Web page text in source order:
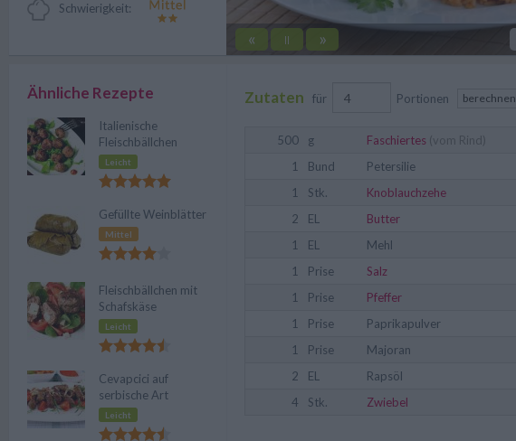
« || »
Schwierigkeit:
Zutaten für Portionen berechnen
500 g Faschiertes (vom Rind)
1
Bund
Petersilie
1
Stk.
Knoblauchzehe
2
EL
Butter
1
EL
Mehl
1
Prise
Salz
1
Prise
Pfeffer
1
Prise
Paprikapulver
1
Prise
Majoran
2
EL
Rapsöl
4
Stk. Zwiebel
Ähnliche Rezepte
Italienische
Fleischbällchen
Leicht
Gefüllte Weinblätter
Mittel
Fleischbällchen mit
Schafskäse
Leicht
Cevapcici auf
serbische Art
Leicht